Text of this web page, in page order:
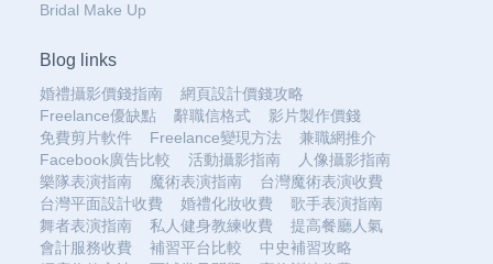
Bridal Make Up
Blog links
婚禮攝影價錢指南
網頁設計價錢攻略
Freelance優缺點
辭職信格式
影片製作價錢
免費剪片軟件
Freelance變現方法
兼職網推介
Facebook廣告比較
活動攝影指南
人像攝影指南
樂隊表演指南
魔術表演指南
台灣魔術表演收費
台灣平面設計收費
婚禮化妝收費
歌手表演指南
舞者表演指南
私人健身教練收費
提高餐廳人氣
會計服務收費
補習平台比較
中史補習攻略